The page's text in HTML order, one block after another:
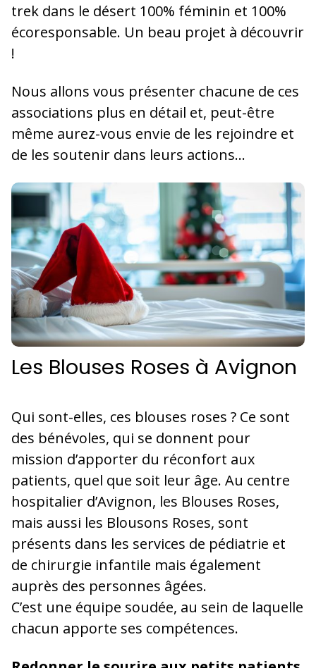
trek dans le désert 100% féminin et 100%
écoresponsable. Un beau projet à découvrir
!
Nous allons vous présenter chacune de ces
associations plus en détail et, peut-être
même aurez-vous envie de les rejoindre et
de les soutenir dans leurs actions…
Les Blouses Roses à Avignon
Qui sont-elles, ces blouses roses ? Ce sont
des bénévoles, qui se donnent pour
mission d’apporter du réconfort aux
patients, quel que soit leur âge. Au centre
hospitalier d’Avignon, les Blouses Roses,
mais aussi les Blousons Roses, sont
présents dans les services de pédiatrie et
de chirurgie infantile mais également
auprès des personnes âgées.
C’est une équipe soudée, au sein de laquelle
chacun apporte ses compétences.